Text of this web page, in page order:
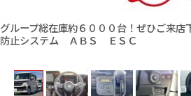
グループ総在庫約６０００台！ぜひご
防止システム ＡＢＳ ＥＳＣ